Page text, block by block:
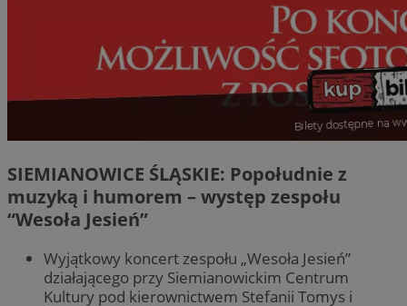
SIEMIANOWICE ŚLĄSKIE: Popołudnie z
muzyką i humorem – występ zespołu
“Wesoła Jesień”
Wyjątkowy koncert zespołu „Wesoła Jesień”
działającego przy Siemianowickim Centrum
Kultury pod kierownictwem Stefanii Tomys i